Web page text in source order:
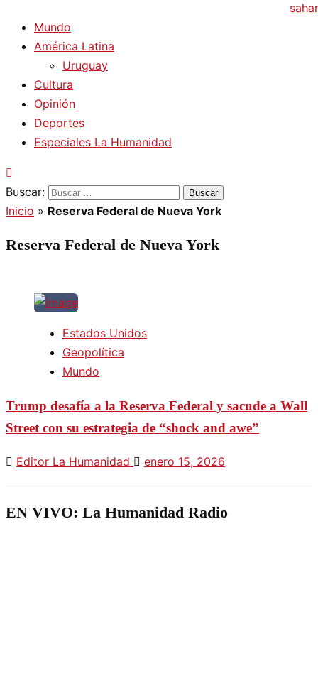
Mundo
América Latina
Uruguay
Cultura
Opinión
Deportes
Especiales La Humanidad
Buscar:
Inicio » Reserva Federal de Nueva York
Reserva Federal de Nueva York
Estados Unidos
Geopolítica
Mundo
Trump desafía a la Reserva Federal y sacude a Wall
Street con su estrategia de “shock and awe”
Editor La Humanidad enero 15, 2026
EN VIVO: La Humanidad Radio